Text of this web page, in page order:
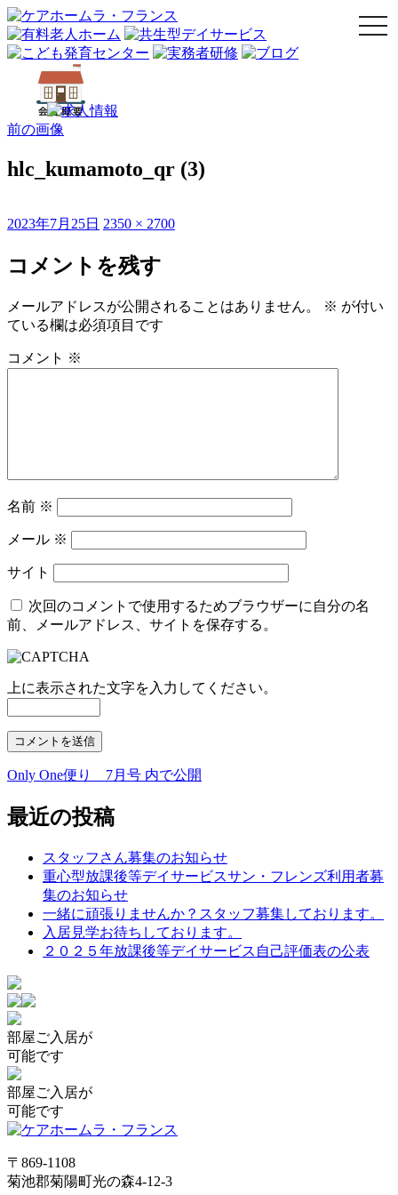
前の画像
hlc_kumamoto_qr (3)
投
日:
2023年7月25日 フ
サ
イ
2350 × 2700
コメントを残す
メールアドレスが公開されることはありません。 ※ が付い
ている欄は必須項目です
コメント ※
名前 ※
メール ※
サイト
次回のコメントで使用するためブラウザーに自分の名
前、メールアドレス、サイトを保存する。
上に表示された文字を入力してください。
投
稿
ョ
ン
Only One便り 7月号 内で公開
最近の投稿
スタッフさん募集のお知らせ
重心型放課後等デイサービスサン・フレンズ利用者募
集のお知らせ
一緒に頑張りませんか？スタッフ募集しております。
入居見学お待ちしております。
２０２５年放課後等デイサービス自己評価表の公表
部屋ご入居が
可能です
部屋ご入居が
可能です
〒869-1108
菊池郡菊陽町光の森4-12-3